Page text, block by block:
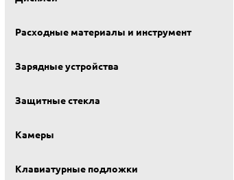
Расходные материалы и инструмент
Зарядные устройства
Защитные стекла
Камеры
Клавиатурные подложки